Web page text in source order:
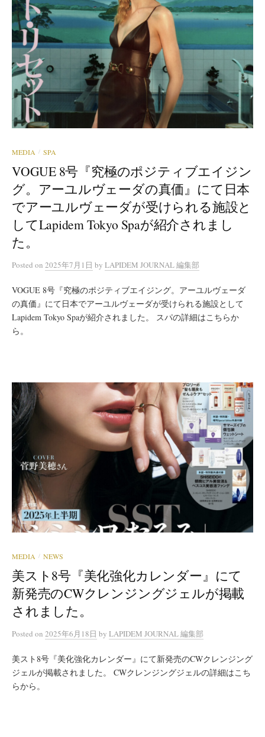
MEDIA / SPA
VOGUE 8号『究極のポジティブエイジン
グ。アーユルヴェーダの真価』にて日本
でアーユルヴェーダが受けられる施設と
してLapidem Tokyo Spaが紹介されまし
た。
Posted on 2025年7月1日 by LAPIDEM JOURNAL 編集部
VOGUE 8号『究極のポジティブエイジング。アーユルヴェーダ
の真価』にて日本でアーユルヴェーダが受けられる施設として
Lapidem Tokyo Spaが紹介されました。 スパの詳細はこちらか
ら。
MEDIA / NEWS
美スト8号『美化強化カレンダー』にて
新発売のCWクレンジングジェルが掲載
されました。
Posted on 2025年6月18日 by LAPIDEM JOURNAL 編集部
美スト8号『美化強化カレンダー』にて新発売のCWクレンジング
ジェルが掲載されました。 CWクレンジングジェルの詳細はこち
らから。